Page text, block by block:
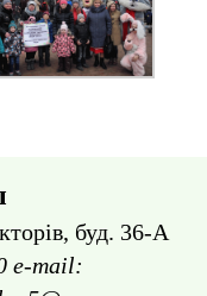
буд. 36-А
e-mail: